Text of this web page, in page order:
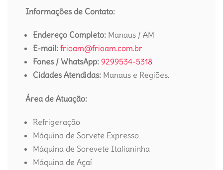
Informações de Contato:
Endereço Completo: Manaus / AM
E-mail: frioam@frioam.com.br
Fones / WhatsApp: 9299534-5318
Cidades Atendidas: Manaus e Regiões.
Área de Atuação:
Refrigeração
Máquina de Sorvete Expresso
Máquina de Sorevete Italianinha
Máquina de Açaí